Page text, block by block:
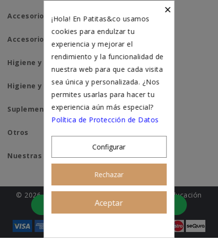
Accesorios perros
Accesorios para gatos
Higiene y salud perros
Higiene y salud gatos
Suplementación natural
Otros
Nuestras tiendas
© 2026 - Patitas&co, Alimentación natural y educación
amable
Asesoramiento personalizado
×
¡Hola! En Patitas&co usamos
cookies para endulzar tu
experiencia y mejorar el
rendimiento y la funcionalidad de
nuestra web para que cada visita
sea única y personalizada. ¿Nos
permites usarlas para hacer tu
experiencia aún más especial?
Política de Protección de Datos
Configurar
Rechazar
Aceptar